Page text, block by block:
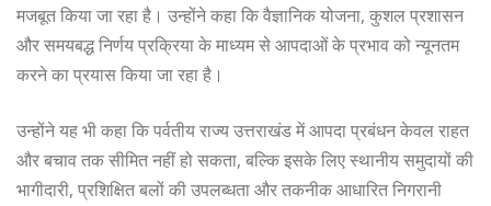
मजबूत किया जा रहा है। उन्होंने कहा कि वैज्ञानिक योजना, कुशल प्रशासन
और समयबद्ध निर्णय प्रक्रिया के माध्यम से आपदाओं के प्रभाव को न्यूनतम
करने का प्रयास किया जा रहा है।
उन्होंने यह भी कहा कि पर्वतीय राज्य उत्तराखंड में आपदा प्रबंधन केवल राहत
और बचाव तक सीमित नहीं हो सकता, बल्कि इसके लिए स्थानीय समुदायों की
भागीदारी, प्रशिक्षित बलों की उपलब्धता और तकनीक आधारित निगरानी